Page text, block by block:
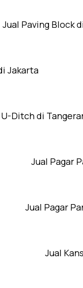
Jual Paving Block
Jakarta
Ditch di
Jual Pagar
Jual Pagar
Jual